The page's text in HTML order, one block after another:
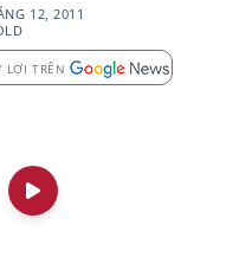
12, 2011
LỢI TRÊN